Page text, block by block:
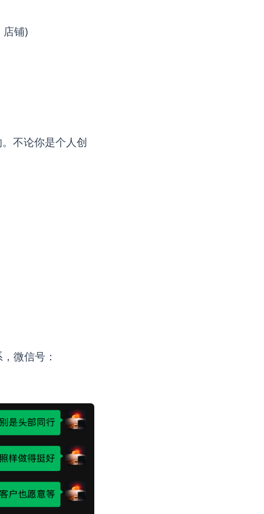
店铺)
不论你是个人创
微信号：